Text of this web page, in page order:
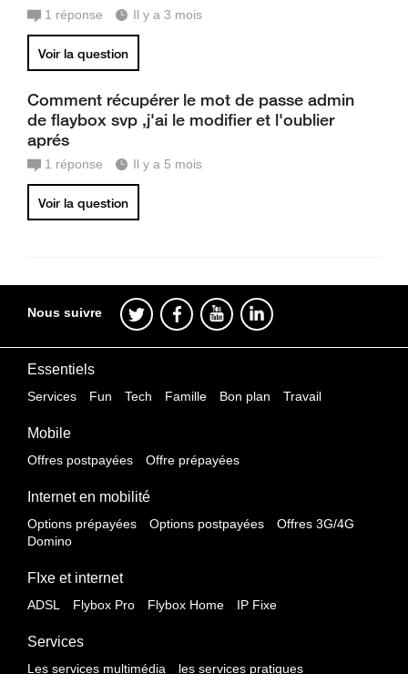
1 réponse Il y a 3 mois
Voir la question
Comment récupérer le mot de passe admin
de flaybox svp ,j'ai le modifier et l'oublier
aprés
1 réponse Il y a 5 mois
Voir la question
Nous suivre
Essentiels
Services Fun Tech Famille Bon plan Travail
Mobile
Offres postpayées Offre prépayées
Internet en mobilité
Options prépayées Options postpayées
Offres 3G/4G
Domino
FIxe et internet
ADSL Flybox Pro Flybox Home IP Fixe
Services
Les services multimédia les services pratiques